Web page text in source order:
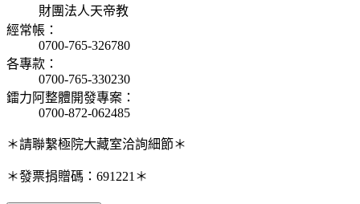
財團法人天帝教
經常帳 ：
0700-765-326780
各專款 ：
0700-765-330230
鐳力阿整體開發專案 ：
0700-872-062485
＊請聯繫極院大藏室洽詢細節＊
＊發票捐贈碼：691221＊